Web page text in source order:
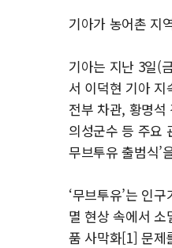
기아가 농어촌 지
기아는 지난 3일(
서 이덕현 기아 지
전부 차관, 황명석
의성군수 등 주요
무브투유 출범식’
‘무브투유’는 인
멸 현상 속에서 소
품 사막화[1] 문제